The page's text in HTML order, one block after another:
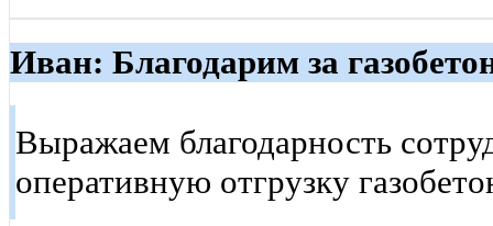
Иван: Благодарим за
Выражаем благодарность
оперативную отгрузку